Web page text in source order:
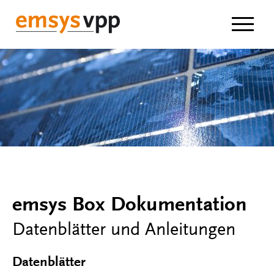
emsys Box Dokumentation
Datenblätter und Anleitungen
Datenblätter